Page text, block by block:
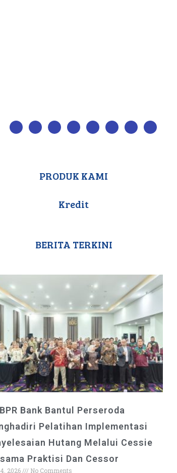
PRODUK KAMI
Kredit
BERITA TERKINI
Bank Bantul Perseroda
Pelatihan Implementasi
Hutang Melalui Cessie
Praktisi Dan Cessor​
2026 No Comments